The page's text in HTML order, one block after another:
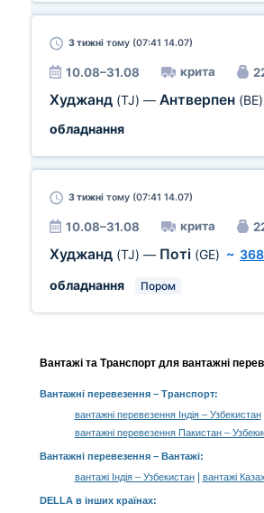
3 тижні тому (07:41 14.07)
10.08–31.08 крита
Худжанд (TJ) — Антверпен (BE)
обладнання
3 тижні тому (07:41 14.07)
10.08–31.08 крита
Худжанд (TJ) — Поті (GE) ~
обладнання
Пором
Вантажі та Транспорт для вантажні
Вантажні перевезення– Транспорт:
вантажні перевезення Індія – Узбекистан|
вантажні перевезення Пакистан –
Вантажні перевезення – Вантажі:
вантажі Індія – Узбекистан| вантажі
DELLA в інших країнах: